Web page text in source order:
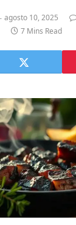
agosto 10, 2025
7 Mins Read